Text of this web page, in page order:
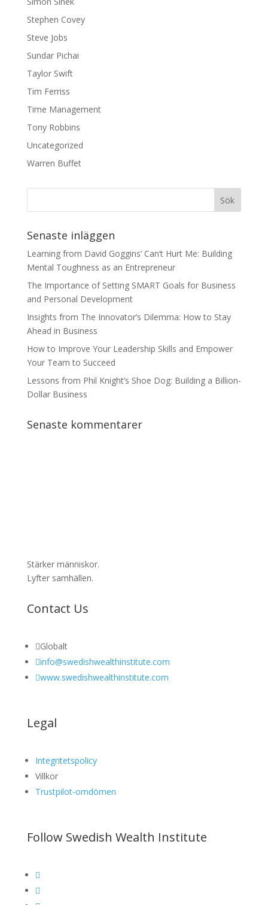
Stephen Covey
Steve Jobs
Sundar Pichai
Taylor Swift
Tim Ferriss
Time Management
Tony Robbins
Uncategorized
Warren Buffet
Senaste inläggen
Learning from David Goggins’ Can’t Hurt Me: Building
Mental Toughness as an Entrepreneur
The Importance of Setting SMART Goals for Business
and Personal Development
Insights from The Innovator’s Dilemma: How to Stay
Ahead in Business
How to Improve Your Leadership Skills and Empower
Your Team to Succeed
Lessons from Phil Knight’s Shoe Dog: Building a Billion-
Dollar Business
Senaste kommentarer
Stärker människor.
Lyfter samhällen.
Contact Us
Globalt
info@swedishwealthinstitute.com
www.swedishwealthinstitute.com
Legal
Integritetspolicy
Villkor
Trustpilot-omdömen
Follow Swedish Wealth Institute

